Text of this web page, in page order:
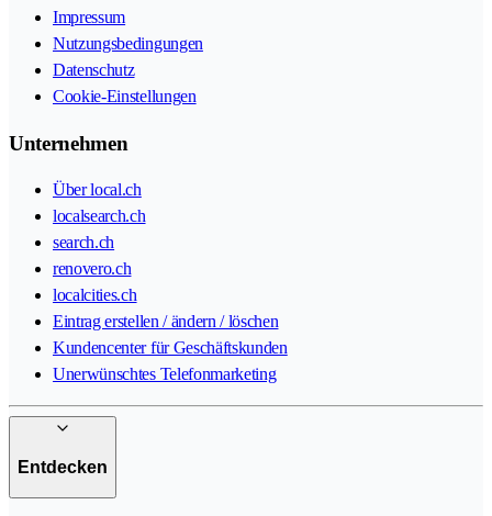
Impressum
Nutzungsbedingungen
Datenschutz
Cookie-Einstellungen
Unternehmen
Über local.ch
localsearch.ch
search.ch
renovero.ch
localcities.ch
Eintrag erstellen / ändern / löschen
Kundencenter für Geschäftskunden
Unerwünschtes Telefonmarketing
Entdecken